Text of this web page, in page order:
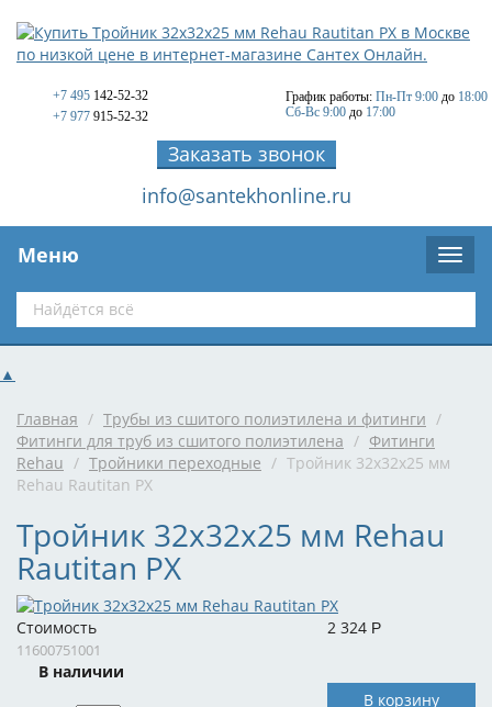
+7 495 142-52-32
+7 977 915-52-32
График работы: Пн-Пт 9:00 до 18:00
Сб-Вс 9:00 до 17:00
Заказать звонок
info@santekhonline.ru
Меню
▲
Главная / Трубы из сшитого полиэтилена и фитинги /
Фитинги для труб из сшитого полиэтилена / Фитинги
Rehau / Тройники переходные / Тройник 32x32x25 мм
Rehau Rautitan PX
Тройник 32x32x25 мм Rehau
Rautitan PX
Стоимость 2 324 Р
11600751001
В наличии